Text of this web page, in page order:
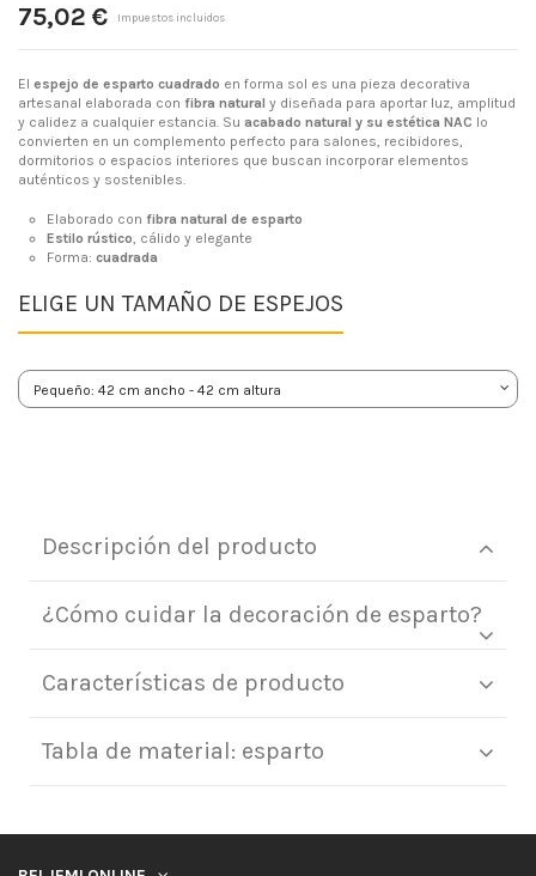
75,02 € Impuestos incluidos
El espejo de esparto cuadrado en forma sol es una pieza decorativa
artesanal elaborada con fibra natural y diseñada para aportar luz, amplitud
y calidez a cualquier estancia. Su acabado natural y su estética NAC lo
convierten en un complemento perfecto para salones, recibidores,
dormitorios o espacios interiores que buscan incorporar elementos
auténticos y sostenibles.
Elaborado con fibra natural de esparto
Estilo rústico, cálido y elegante
Forma: cuadrada
ELIGE UN TAMAÑO DE ESPEJOS
Descripción del producto
¿Cómo cuidar la decoración de esparto?
Características de producto
Tabla de material: esparto